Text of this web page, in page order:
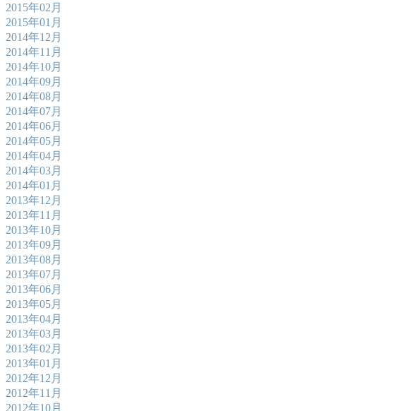
2015年02月
2015年01月
2014年12月
2014年11月
2014年10月
2014年09月
2014年08月
2014年07月
2014年06月
2014年05月
2014年04月
2014年03月
2014年01月
2013年12月
2013年11月
2013年10月
2013年09月
2013年08月
2013年07月
2013年06月
2013年05月
2013年04月
2013年03月
2013年02月
2013年01月
2012年12月
2012年11月
2012年10月